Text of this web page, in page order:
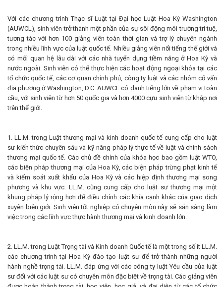
Với các chương trình Thạc sĩ Luật tại Đại học Luật Hoa Kỳ Washington
(AUWCL), sinh viên trở thành một phần của sự sôi động môi trường trí tuệ,
tương tác với hơn 100 giảng viên toàn thời gian và trợ lý chuyên ngành
trong nhiều lĩnh vực của luật quốc tế. Nhiều giảng viên nổi tiếng thế giới và
có mối quan hệ lâu dài với các nhà tuyển dụng tiềm năng ở Hoa Kỳ và
nước ngoài. Sinh viên có thể thực hiện các hoạt động ngoại khóa tại các
tổ chức quốc tế, các cơ quan chính phủ, công ty luật và các nhóm cố vấn
địa phương ở Washington, D.C. AUWCL có danh tiếng lớn về phạm vi toàn
cầu, với sinh viên từ hơn 50 quốc gia và hơn 4000 cựu sinh viên từ khắp nơi
trên thế giới.
1. LL.M. trong Luật thương mại và kinh doanh quốc tế cung cấp cho luật
sư kiến ​​thức chuyên sâu và kỹ năng pháp lý thực tế về luật và chính sách
thương mại quốc tế. Các chủ đề chính của khóa học bao gồm luật WTO,
các biện pháp thương mại của Hoa Kỳ, các biện pháp trừng phạt kinh tế
và kiểm soát xuất khẩu của Hoa Kỳ và các hiệp định thương mại song
phương và khu vực. LL.M. cũng cung cấp cho luật sư thương mại một
khung pháp lý rộng hơn để điều chỉnh các khía cạnh khác của giao dịch
xuyên biên giới. Sinh viên tốt nghiệp có chuyên môn này sẽ sẵn sàng làm
việc trong các lĩnh vực thực hành thương mại và kinh doanh lớn.
2. LL.M. trong Luật Trọng tài và Kinh doanh Quốc tế là một trong số ít LL.M.
các chương trình tại Hoa Kỳ đào tạo luật sư để trở thành những người
hành nghề trọng tài. LL.M. đáp ứng với các công ty luật Yêu cầu của luật
sư đối với các luật sư có chuyên môn đặc biệt về trọng tài. Các giảng viên